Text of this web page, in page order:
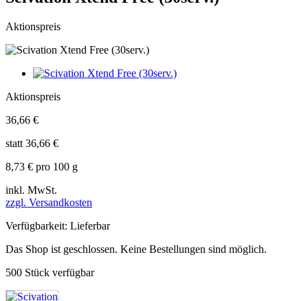
Aktionspreis
Aktionspreis
36,66 €
statt 36,66 €
8,73 € pro 100 g
inkl. MwSt.
zzgl. Versandkosten
Verfügbarkeit: Lieferbar
Das Shop ist geschlossen. Keine Bestellungen sind möglich.
500 Stück verfügbar